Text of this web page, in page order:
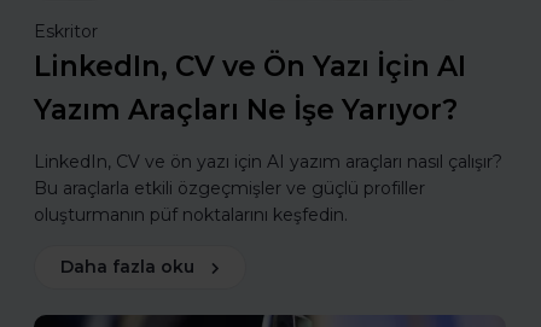
Eskritor
LinkedIn, CV ve Ön Yazı İçin AI
Yazım Araçları Ne İşe Yarıyor?
LinkedIn, CV ve ön yazı için AI yazım araçları nasıl çalışır?
Bu araçlarla etkili özgeçmişler ve güçlü profiller
oluşturmanın püf noktalarını keşfedin.
Daha fazla oku